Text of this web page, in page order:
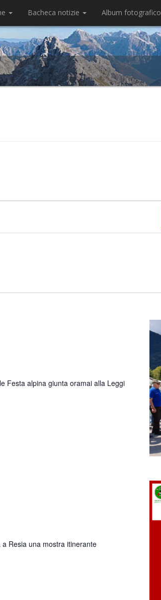
Bacheca notizie Album fotografico
Festa alpina giunta oramai alla Leggi
Resia una mostra itinerante